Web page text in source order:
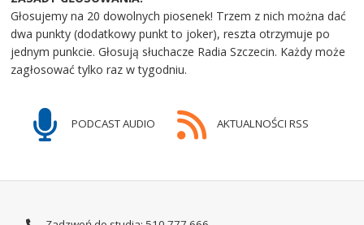
Głosujemy na 20 dowolnych piosenek! Trzem z nich można dać
dwa punkty (dodatkowy punkt to joker), reszta otrzymuje po
jednym punkcie. Głosują słuchacze Radia Szczecin. Każdy może
zagłosować tylko raz w tygodniu.
PODCAST AUDIO AKTUALNOŚCI RSS